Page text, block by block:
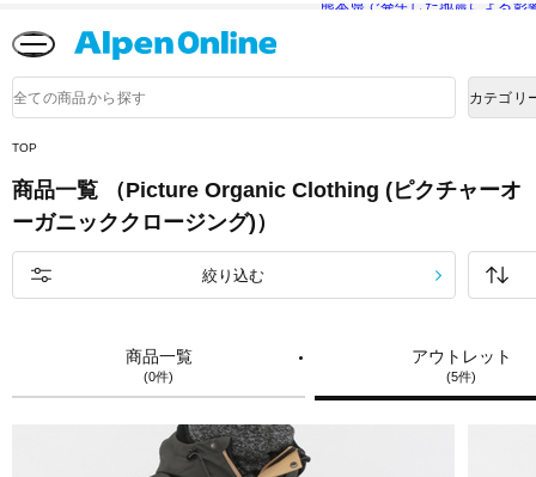
熊本県で発生した地震による影
品
検
カテゴリ
TOP
商品一覧 （Picture Organic Clothing (ピクチャーオ
ーガニッククロージング)）
商品一覧
(0件)
アウトレット
(5件)
絞り込む